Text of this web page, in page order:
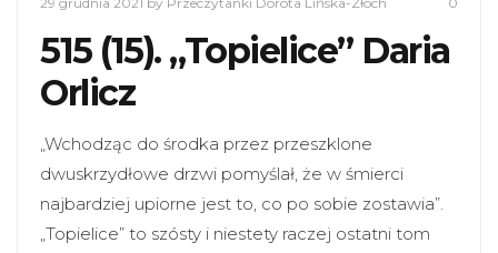
515 (15). „Topielice” Daria
Orlicz
„Wchodząc do środka przez przeszklone
dwuskrzydłowe drzwi pomyślał, że w śmierci
najbardziej upiorne jest to, co po sobie zostawia”.
„Topielice” to szósty i niestety raczej ostatni tom